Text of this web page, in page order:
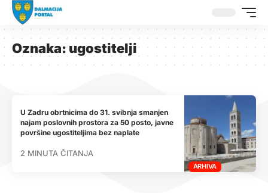
Oznaka:ugostitelji
ARHIVA
U Zadru obrtnicima do 31. svibnja smanjen
najam poslovnih prostora za 50 posto, javne
površine ugostiteljima bez naplate
2 MINUTA ČITANJA